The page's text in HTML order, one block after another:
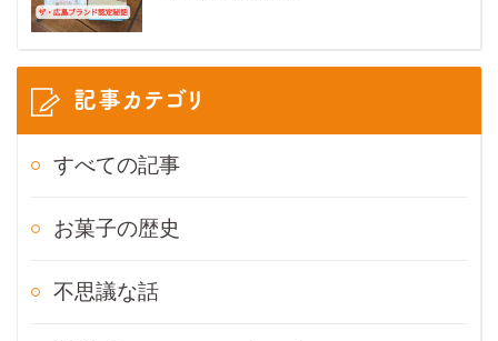
記事カテゴリ
すべての記事
お菓子の歴史
不思議な話